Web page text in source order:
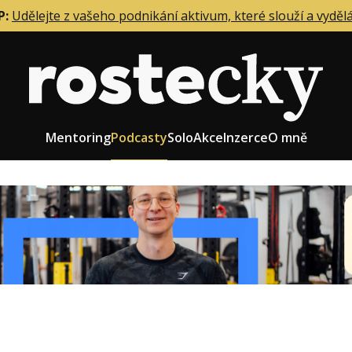
Udělejte z vašeho podnikání aktivum, které slouží a
MentoringPodcastySoloAkceInzerceO mně
firmy
zaměstnanců
Role zakladatele/CEO
Růst firmy